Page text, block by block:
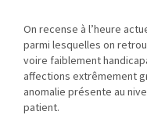
On recense à l’heure
parmi lesquelles on
voire faiblement
affections extrêmement
anomalie présente au
patient.